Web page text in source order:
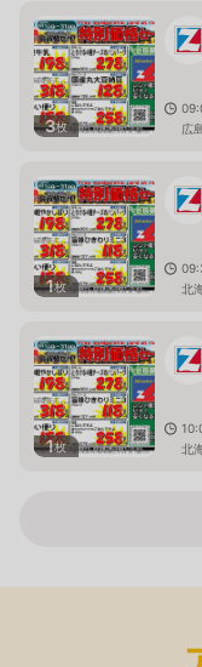
3枚
広
1枚
北
1枚
北